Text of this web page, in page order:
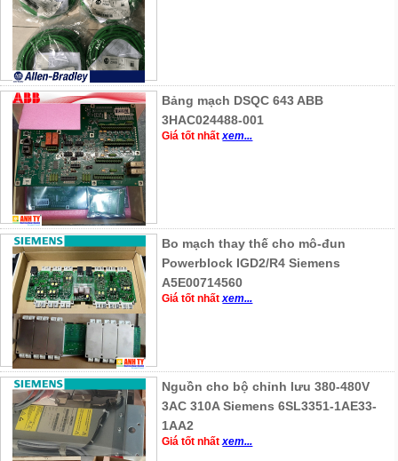
Bảng mạch DSQC 643 ABB
3HAC024488-001
Giá tốt nhấtxem...
Bo mạch thay thế cho mô-đun
Powerblock IGD2/R4 Siemens
A5E00714560
Giá tốt nhấtxem...
Nguồn cho bộ chỉnh lưu 380-480V
3AC 310A Siemens 6SL3351-1AE33-
1AA2
Giá tốt nhấtxem...